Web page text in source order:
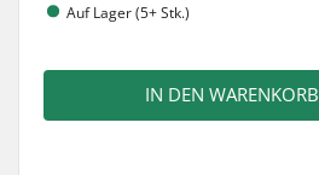
Auf Lager (5+ Stk.)
IN DEN WARENKORB